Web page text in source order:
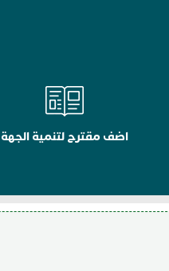
اضف مقترح لتنمية الجهة